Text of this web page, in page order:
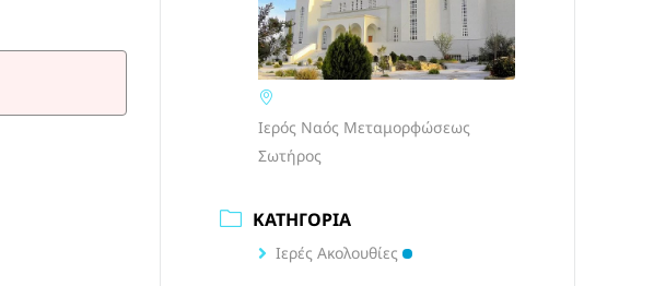
Ιερός Ναός Μεταμορφώσεως
Σωτήρος
ΚΑΤΗΓΟΡΊΑ
Ιερές Ακολουθίες